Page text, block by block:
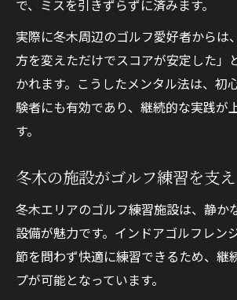
で、ミスを引きずらずに済みます。
実際に冬木周辺のゴルフ愛好者からは
方を変えただけでスコアが安定した」
かれます。こうしたメンタル法は、初
験者にも有効であり、継続的な実践が
す。
冬木の施設がゴルフ練習を支
冬木エリアのゴルフ練習施設は、静か
設備が魅力です。インドアゴルフレン
節を問わず快適に練習できるため、継
プが可能となっています。